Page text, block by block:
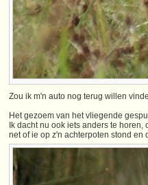
Zou ik m'n auto nog terug willen
Het gezoem van het vliegende
Ik dacht nu ook iets anders te
net of ie op z'n achterpoten stond